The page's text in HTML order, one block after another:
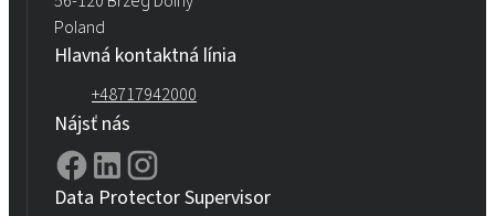
Poland
Hlavná kontaktná línia
+48717942000
Nájsť nás
Data Protector Supervisor